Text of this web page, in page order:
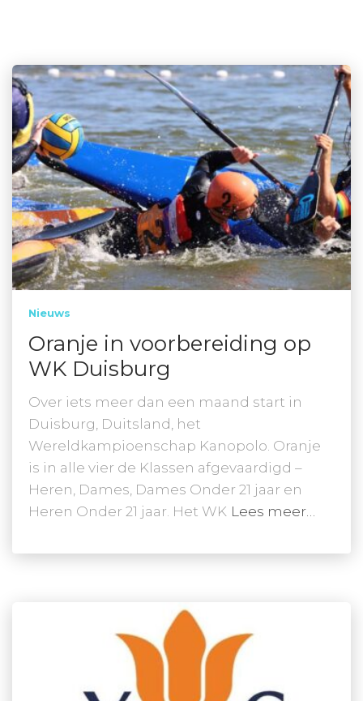
Nieuws
Oranje in voorbereiding op
WK Duisburg
Over iets meer dan een maand start in
Duisburg, Duitsland, het
Wereldkampioenschap Kanopolo. Oranje
is in alle vier de Klassen afgevaardigd –
Heren, Dames, Dames Onder 21 jaar en
Heren Onder 21 jaar. Het WK Lees meer…